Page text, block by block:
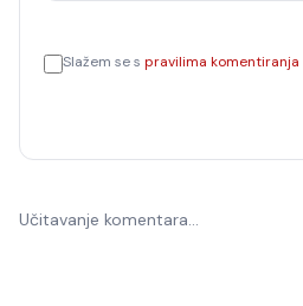
Slažem se s pravilima komentiranja
Učitavanje komentara…